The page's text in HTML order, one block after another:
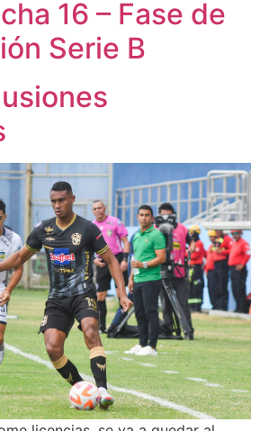
16 – Fase de
Serie B